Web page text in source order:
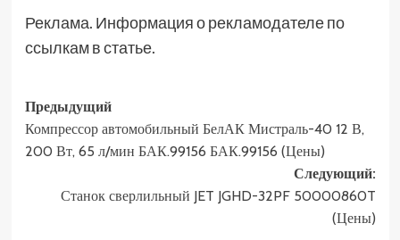
Реклама. Информация о рекламодателе по
ссылкам в статье.
Навигация
записи
Предыдущий
Компрессор автомобильный БелАК Мистраль-40 12 В,
200 Вт, 65 л/мин БАК.99156 БАК.99156 (Цены)
Следующий:
Станок сверлильный JET JGHD-32PF 50000860T
(Цены)